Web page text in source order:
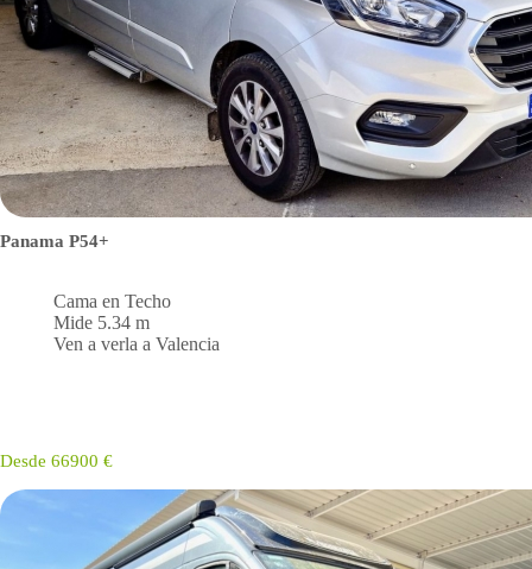
Panama P54+
Cama en Techo
Mide 5.34 m
Ven a verla a Valencia
Desde 66900 €